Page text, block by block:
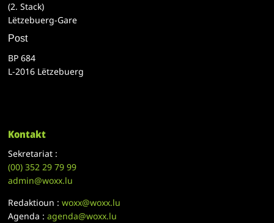
(2. Stack)
Lëtzebuerg-Gare
Post
BP 684
L-2016 Lëtzebuerg
Kontakt
Sekretariat :
(00)352 29 79 99
admin@woxx.lu
Redaktioun :woxx@woxx.lu
Agenda :agenda@woxx.lu